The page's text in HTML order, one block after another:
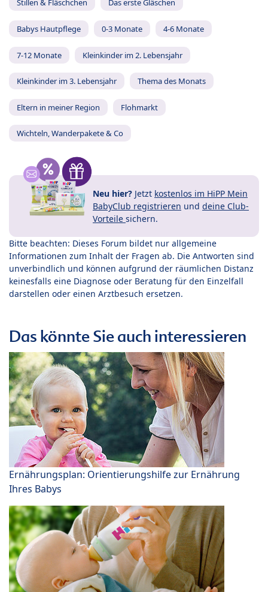
Stillen & Fläschchen Das erste Gläschen
Babys Hautpflege 0-3 Monate 4-6 Monate
7-12 Monate Kleinkinder im 2. Lebensjahr
Kleinkinder im 3. Lebensjahr Thema des Monats
Eltern in meiner Region Flohmarkt
Wichteln, Wanderpakete & Co
Neu hier? Jetzt kostenlos im HiPP Mein
BabyClub registrieren und deine Club-
Vorteile sichern.
Bitte beachten: Dieses Forum bildet nur allgemeine
Informationen zum Inhalt der Fragen ab. Die Antworten sind
unverbindlich und können aufgrund der räumlichen Distanz
keinesfalls eine Diagnose oder Beratung für den Einzelfall
darstellen oder einen Arztbesuch ersetzen.
Das könnte Sie auch interessieren
Ernährungsplan: Orientierungshilfe zur Ernährung
Ihres Babys